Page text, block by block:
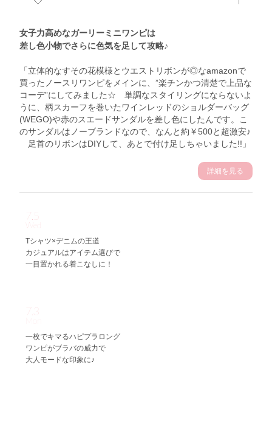
女子力高めなガーリーミニワンピは
差し色小物でさらに色気を足して攻略♪
「立体的なすその花模様とウエストリボンが◎なamazonで
買ったノースリワンピをメインに、”楽チンかつ清楚で上品な
コーデ”にしてみました☆ 単調なスタイリングにならないよ
うに、柄スカーフを巻いたワインレッドのショルダーバッグ
(WEGO)や赤のスエードサンダルを差し色にしたんです。こ
のサンダルはノーブランドなので、なんと約￥500と超激安♪
足首のリボンはDIYして、あとで付け足しちゃいました!!」
詳細を見る
7.5
Wed
Tシャツ×デニムの王道
カジュアルはアイテム選びで
一目置かれる着こなしに！
一枚でキマるハピプラロング
ワンピがブラバの威力で
大人モードな印象に♪